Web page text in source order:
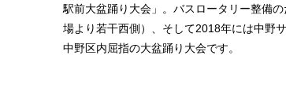
駅前大盆踊り大会」。バスロータリー整備
場より若干西側）、そして2018年には中野
中野区内屈指の大盆踊り大会です。